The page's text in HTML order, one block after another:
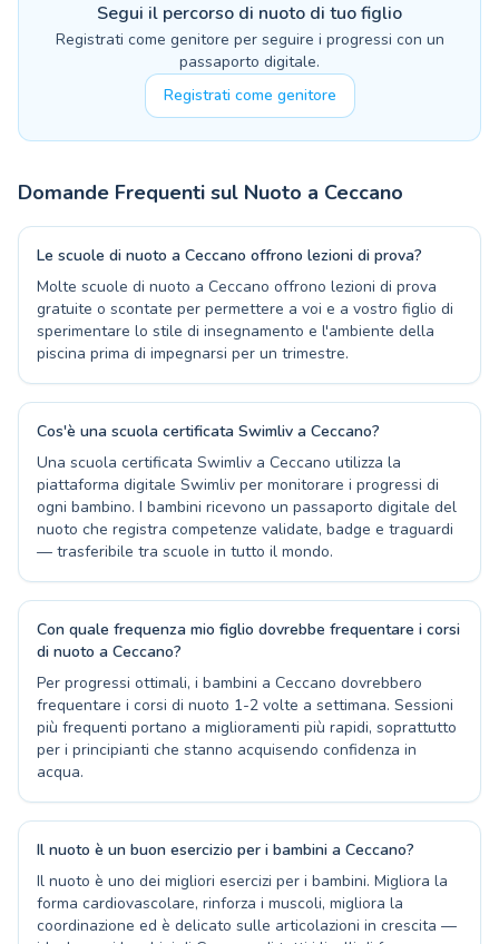
Segui il percorso di nuoto di tuo figlio
Registrati come genitore per seguire i progressi con un
passaporto digitale.
Registrati come genitore
Domande Frequenti sul Nuoto a Ceccano
Le scuole di nuoto a Ceccano offrono lezioni di prova?
Molte scuole di nuoto a Ceccano offrono lezioni di prova
gratuite o scontate per permettere a voi e a vostro figlio di
sperimentare lo stile di insegnamento e l'ambiente della
piscina prima di impegnarsi per un trimestre.
Cos'è una scuola certificata Swimliv a Ceccano?
Una scuola certificata Swimliv a Ceccano utilizza la
piattaforma digitale Swimliv per monitorare i progressi di
ogni bambino. I bambini ricevono un passaporto digitale del
nuoto che registra competenze validate, badge e traguardi
— trasferibile tra scuole in tutto il mondo.
Con quale frequenza mio figlio dovrebbe frequentare i corsi
di nuoto a Ceccano?
Per progressi ottimali, i bambini a Ceccano dovrebbero
frequentare i corsi di nuoto 1-2 volte a settimana. Sessioni
più frequenti portano a miglioramenti più rapidi, soprattutto
per i principianti che stanno acquisendo confidenza in
acqua.
Il nuoto è un buon esercizio per i bambini a Ceccano?
Il nuoto è uno dei migliori esercizi per i bambini. Migliora la
forma cardiovascolare, rinforza i muscoli, migliora la
coordinazione ed è delicato sulle articolazioni in crescita —